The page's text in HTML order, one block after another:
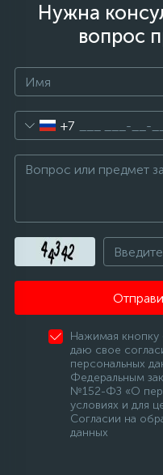
Нужна
вопрос
+7
Нажимая кнопку
даю свое
персональных
Федеральным
№152-ФЗ «О
условиях и для
Согласии на
данных